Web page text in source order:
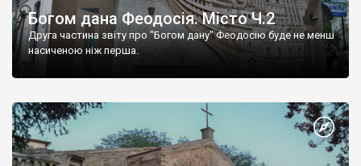
Богом дана Феодосія. Місто Ч.2
Друга частина звіту про "Богом дану" Феодосію буде не менш
насиченою ніж перша.